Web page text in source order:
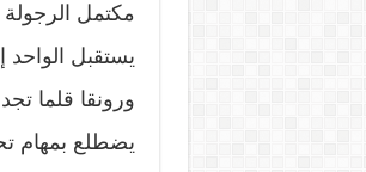
مكتمل الرجولة
يستقبل الواحد
ورونقا قلما
يضطلع بمهام